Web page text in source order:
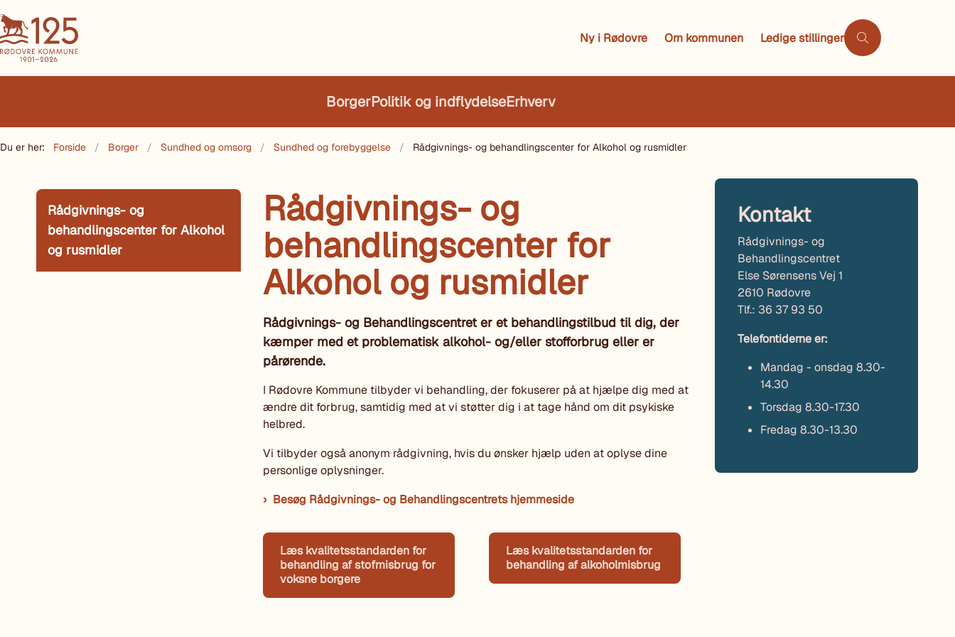
Ny i Rødovre Om kommunen Ledige stillinger
BorgerPolitik og indflydelseErhverv
Du er her: Forside Borger Sundhed og omsorg Sundhed og forebyggelse Rådgivnings- og behandlingscenter for Alkohol og rusmidler
Rådgivnings- og
behandlingscenter for Alkohol
og rusmidler
Rådgivnings- og
behandlingscenter for
Alkohol og rusmidler
Rådgivnings- og Behandlingscentret er et behandlingstilbud til dig, der
kæmper med et problematisk alkohol- og/eller stofforbrug eller er
pårørende.
I Rødovre Kommune tilbyder vi behandling, der fokuserer på at hjælpe dig med at
ændre dit forbrug, samtidig med at vi støtter dig i at tage hånd om dit psykiske
helbred.
Vi tilbyder også anonym rådgivning, hvis du ønsker hjælp uden at oplyse dine
personlige oplysninger.
Besøg Rådgivnings- og Behandlingscentrets hjemmeside
Læs kvalitetsstandarden for
behandling af stofmisbrug for
voksne borgere
Læs kvalitetsstandarden for
behandling af alkoholmisbrug
Kontakt
Rådgivnings- og
Behandlingscentret
Else Sørensens Vej 1
2610 Rødovre
Tlf.: 36 37 93 50
Telefontiderne er:
Mandag - onsdag 8.30-
14.30
Torsdag 8.30-17.30
Fredag 8.30-13.30